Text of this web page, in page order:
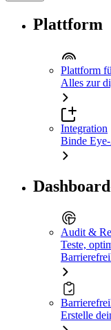
Plattform
Plattform
Alles zur
Integration
Binde
Audit &
Teste,
Erstelle